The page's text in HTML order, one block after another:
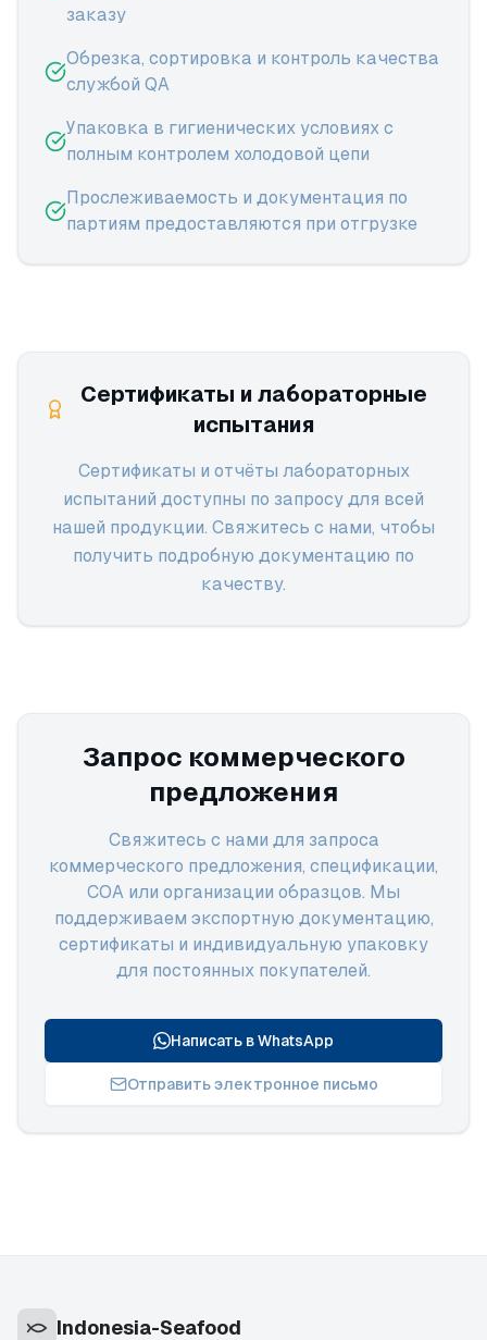
заказу
Обрезка, сортировка и контроль качества
службой QA
Упаковка в гигиенических условиях с
полным контролем холодовой цепи
Прослеживаемость и документация по
партиям предоставляются при отгрузке
Сертификаты и лабораторные
испытания
Сертификаты и отчёты лабораторных
испытаний доступны по запросу для всей
нашей продукции. Свяжитесь с нами, чтобы
получить подробную документацию по
качеству.
Запрос коммерческого
предложения
Свяжитесь с нами для запроса
коммерческого предложения, спецификации,
COA или организации образцов. Мы
поддерживаем экспортную документацию,
сертификаты и индивидуальную упаковку
для постоянных покупателей.
Написать в WhatsApp
Отправить электронное письмо
Indonesia-Seafood